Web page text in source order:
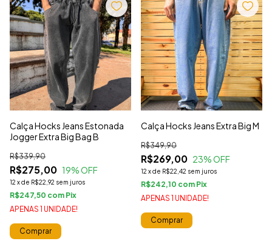
Calça Hocks Jeans Estonada
Jogger Extra Big Bag B
R$275,00
R$339,90
19% OFF
12 xde R$22,92 sem juros
R$247,50 com
APENAS 1 UNIDADE!
Comprar
Calça Hocks Jeans Extra Big M
R$269,00
R$349,90
23% OFF
12 xde R$22,42 sem juros
R$242,10 com
APENAS 1 UNIDADE!
Comprar